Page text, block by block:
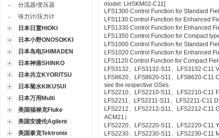
-
分流器/变压器
-
张力计/压力计
日本日置HIOKI
日本小野ONOSOKKI
日本岛电SHIMADEN
日本神港SHINKO
日本共立KYORITSU
日本菊水KIKUSUI
日本万用Multi
美国福禄克Fluke
美国安捷伦Agilent
美国泰克Tektronix
model: LHSKM02-C11]
LFS1300 Control Function for Standard
LFS1130 Control Function for Enhanced
LFS1330 Control Function for Enhanced
LFS1350 Control Function for Compact
LFS1000 Control Function for Standard
LFS1020 Control Function for Enhanced
LFS1120 Control Function for Compact
LFS3132、LFS3132-S11、LFS3132-C11
LFS8620、LFS8620-S11、LFS8620-C11
see the respective GSes.
LFS2210、LFS2210-S11、LFS2210-C11
LFS2211、LFS2211-S11、LFS2211-C11
LFS2212、LFS2212-S11、LFS2212-C11
ACM21）
LFS2220、LFS2220-S11、LFS2220-C11
LFS2230、LFS2230-S11、LFS2230-C11